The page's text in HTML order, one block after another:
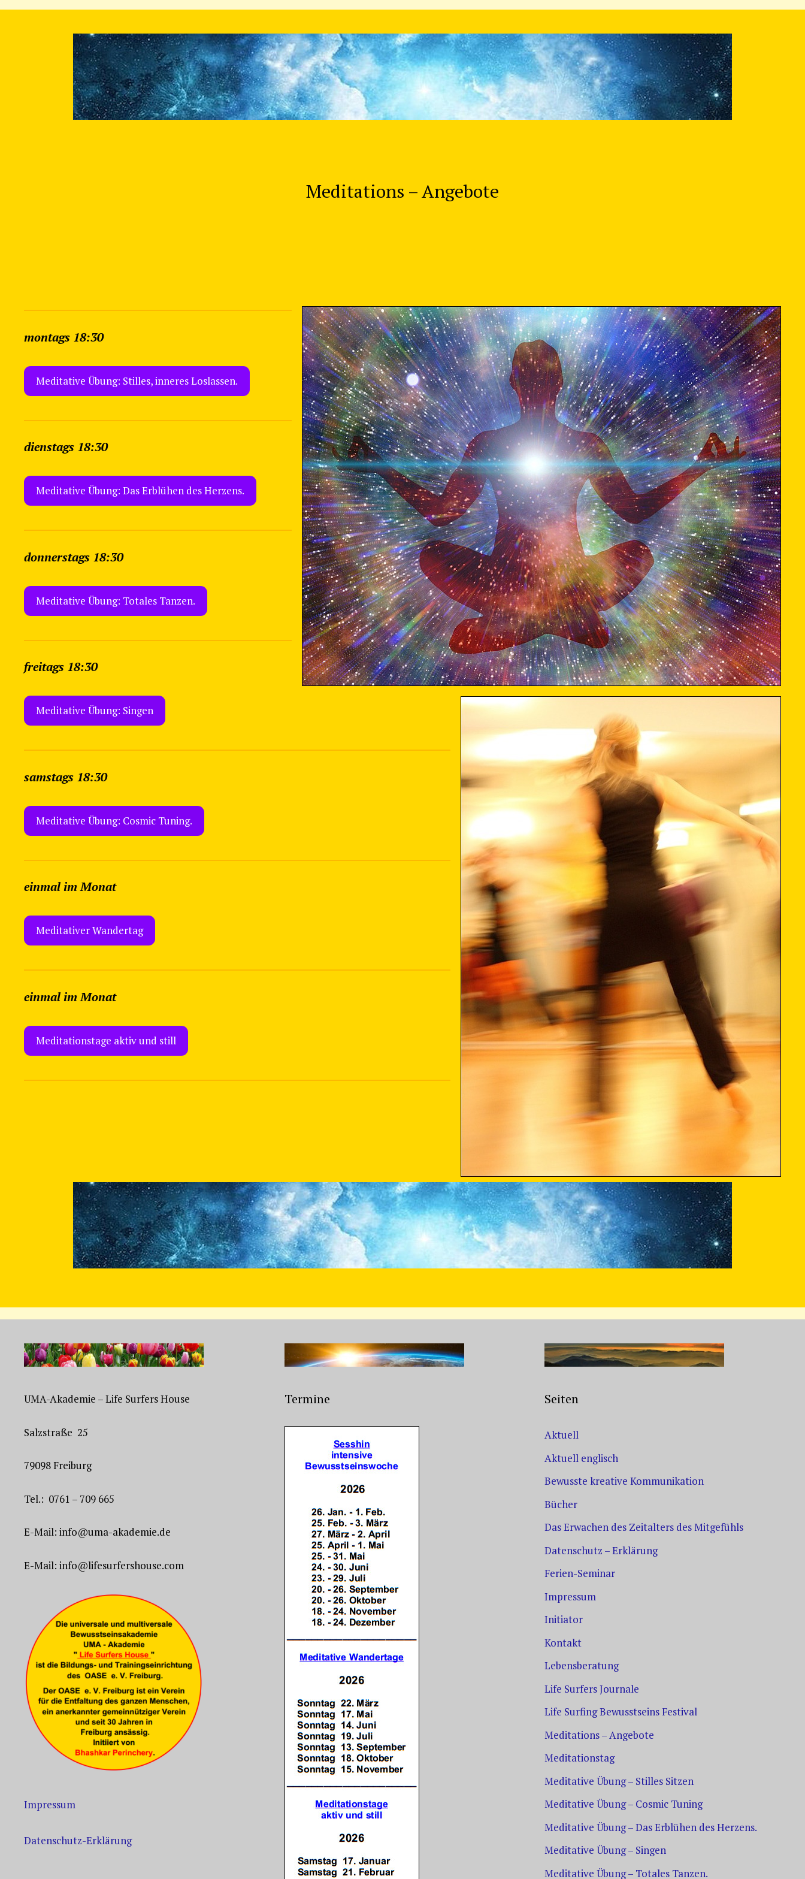
Meditations – Angebote
montags 18:30
Meditative Übung: Stilles, inneres Loslassen.
dienstags 18:30
Meditative Übung: Das Erblühen des Herzens.
donnerstags 18:30
Meditative Übung: Totales Tanzen.
freitags 18:30
Meditative Übung: Singen
samstags 18:30
Meditative Übung: Cosmic Tuning.
einmal im Monat
Meditativer Wandertag
einmal im Monat
Meditationstage aktiv und still
UMA-Akademie – Life Surfers House
Salzstraße 25
79098 Freiburg
Tel.: 0761 – 709 665
E-Mail: info@uma-akademie.de
E-Mail: info@lifesurfershouse.com
Impressum
Datenschutz-Erklärung
Termine Seiten
Aktuell
Aktuell englisch
Bewusste kreative Kommunikation
Bücher
Das Erwachen des Zeitalters des Mitgefühls
Datenschutz – Erklärung
Ferien-Seminar
Impressum
Initiator
Kontakt
Lebensberatung
Life Surfers Journale
Life Surfing Bewusstseins Festival
Meditations – Angebote
Meditationstag
Meditative Übung – Stilles Sitzen
Meditative Übung – Cosmic Tuning
Meditative Übung – Das Erblühen des Herzens.
Meditative Übung – Singen
Meditative Übung – Totales Tanzen.